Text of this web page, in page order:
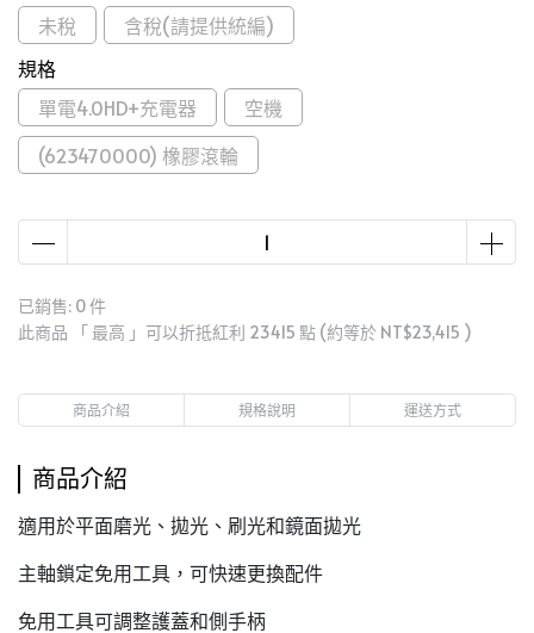
未稅
含稅(請提供統編)
規格
單電4.0HD+充電器
空機
(623470000) 橡膠滾輪
已銷售: 0 件
此商品 「 最高 」可以折抵紅利 23415 點 (約等於 NT$23,415 )
商品介紹 規格說明 運送方式
商品介紹
適用於平面磨光、拋光、刷光和鏡面拋光
主軸鎖定免用工具，可快速更換配件
免用工具可調整護蓋和側手柄